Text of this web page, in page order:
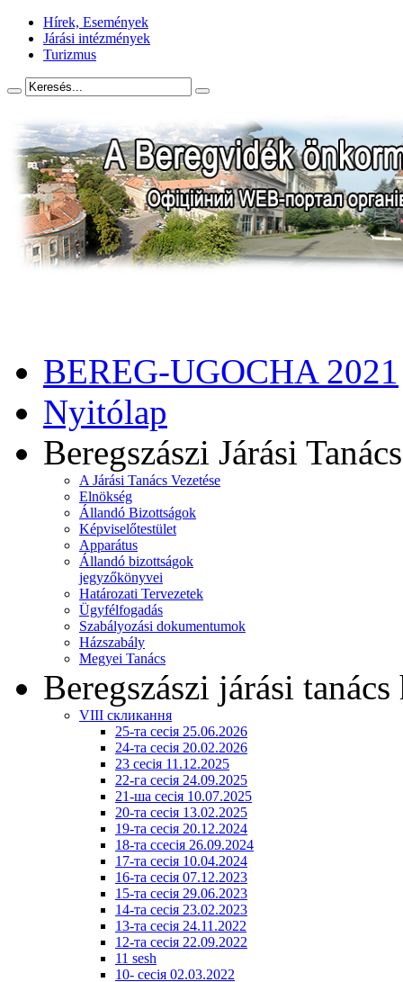
Hírek, Események
Járási intézmények
Turizmus
BEREG-UGOCHA 2021
Nyitólap
Beregszászi Járási Tanács
A Járási Tanács Vezetése
Elnökség
Állandó Bizottságok
Képviselőtestület
Apparátus
Állandó bizottságok
jegyzőkönyvei
Határozati Tervezetek
Ügyfélfogadás
Szabályozási dokumentumok
Házszabály
Megyei Tanács
Beregszászi járási
VIII скликання
25-та сесія 25.06.2026
24-та сесія 20.02.2026
23 сесія 11.12.2025
22-га сесія 24.09.2025
21-ша сесія 10.07.2025
20-та сесія 13.02.2025
19-та сесія 20.12.2024
18-та ссесія 26.09.2024
17-та сесія 10.04.2024
16-та сесія 07.12.2023
15-та сесія 29.06.2023
14-та сесія 23.02.2023
13-та сесія 24.11.2022
12-та сесія 22.09.2022
11 sesh
10- сесія 02.03.2022